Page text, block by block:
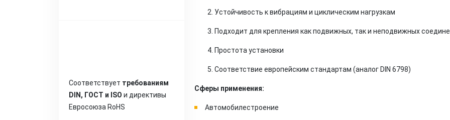
Соответствует требованиям
DIN, ГОСТ и ISO и директивы
Евросоюза RoHS
Устойчивость к вибрациям и циклическим нагрузкам
Подходит для крепления как подвижных, так и неподвижных
Простота установки
Соответствие европейским стандартам (аналог DIN 6798)
Сферы применения:
Автомобилестроение